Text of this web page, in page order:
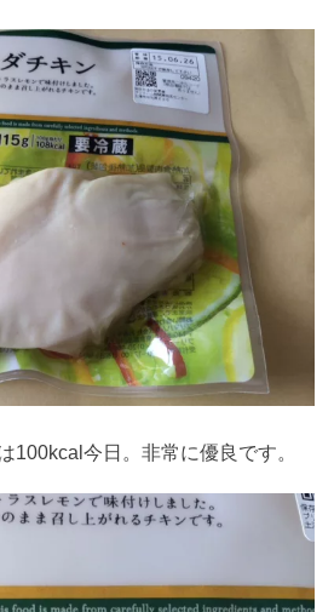
100kcal今日。非常に優良です。